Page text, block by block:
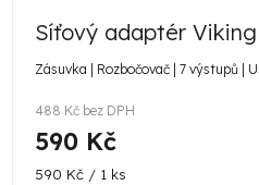
Síťový adaptér Viking
Zásuvka | Rozbočovač | 7 výstupů |
488 Kč bez DPH
590 Kč
Měrná
590 Kč / 1 ks